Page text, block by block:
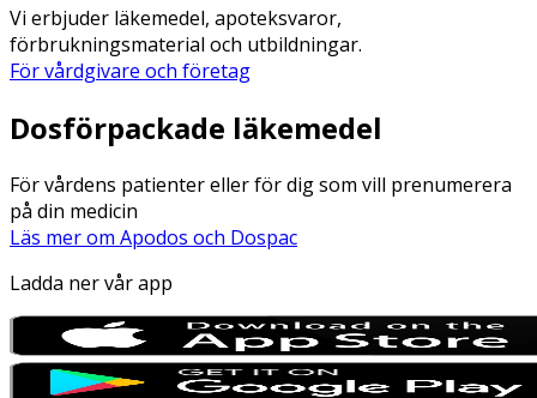
Vi erbjuder läkemedel, apoteksvaror,
förbrukningsmaterial och utbildningar.
För vårdgivare och företag
Dosförpackade läkemedel
För vårdens patienter eller för dig som vill prenumerera
på din medicin
Läs mer om Apodos och Dospac
Ladda ner vår app